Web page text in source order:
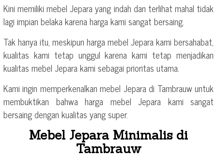
Kini memiliki mebel Jepara yang indah dan terlihat mahal tidak
lagi impian belaka karena harga kami sangat bersaing.
Tak hanya itu, meskipun harga mebel Jepara kami bersahabat,
kualitas kami tetap unggul karena kami tetap menjadikan
kualitas mebel Jepara kami sebagai prioritas utama.
Kami ingin memperkenalkan mebel Jepara di Tambrauw untuk
membuktikan bahwa harga mebel Jepara kami sangat
bersaing dengan kualitas yang super.
Mebel Jepara Minimalis di
Tambrauw